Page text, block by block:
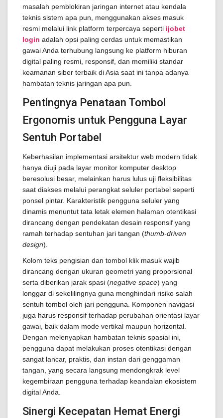
masalah pemblokiran jaringan internet atau kendala
teknis sistem apa pun, menggunakan akses masuk
resmi melalui link platform terpercaya seperti ijobet
login adalah opsi paling cerdas untuk memastikan
gawai Anda terhubung langsung ke platform hiburan
digital paling resmi, responsif, dan memiliki standar
keamanan siber terbaik di Asia saat ini tanpa adanya
hambatan teknis jaringan apa pun.
Pentingnya Penataan Tombol
Ergonomis untuk Pengguna Layar
Sentuh Portabel
Keberhasilan implementasi arsitektur web modern tidak
hanya diuji pada layar monitor komputer desktop
beresolusi besar, melainkan harus lulus uji fleksibilitas
saat diakses melalui perangkat seluler portabel seperti
ponsel pintar. Karakteristik pengguna seluler yang
dinamis menuntut tata letak elemen halaman otentikasi
dirancang dengan pendekatan desain responsif yang
ramah terhadap sentuhan jari tangan (thumb-driven
design).
Kolom teks pengisian dan tombol klik masuk wajib
dirancang dengan ukuran geometri yang proporsional
serta diberikan jarak spasi (negative space) yang
longgar di sekelilingnya guna menghindari risiko salah
sentuh tombol oleh jari pengguna. Komponen navigasi
juga harus responsif terhadap perubahan orientasi layar
gawai, baik dalam mode vertikal maupun horizontal.
Dengan melenyapkan hambatan teknis spasial ini,
pengguna dapat melakukan proses otentikasi dengan
sangat lancar, praktis, dan instan dari genggaman
tangan, yang secara langsung mendongkrak level
kegembiraan pengguna terhadap keandalan ekosistem
digital Anda.
Sinergi Kecepatan Hemat Energi